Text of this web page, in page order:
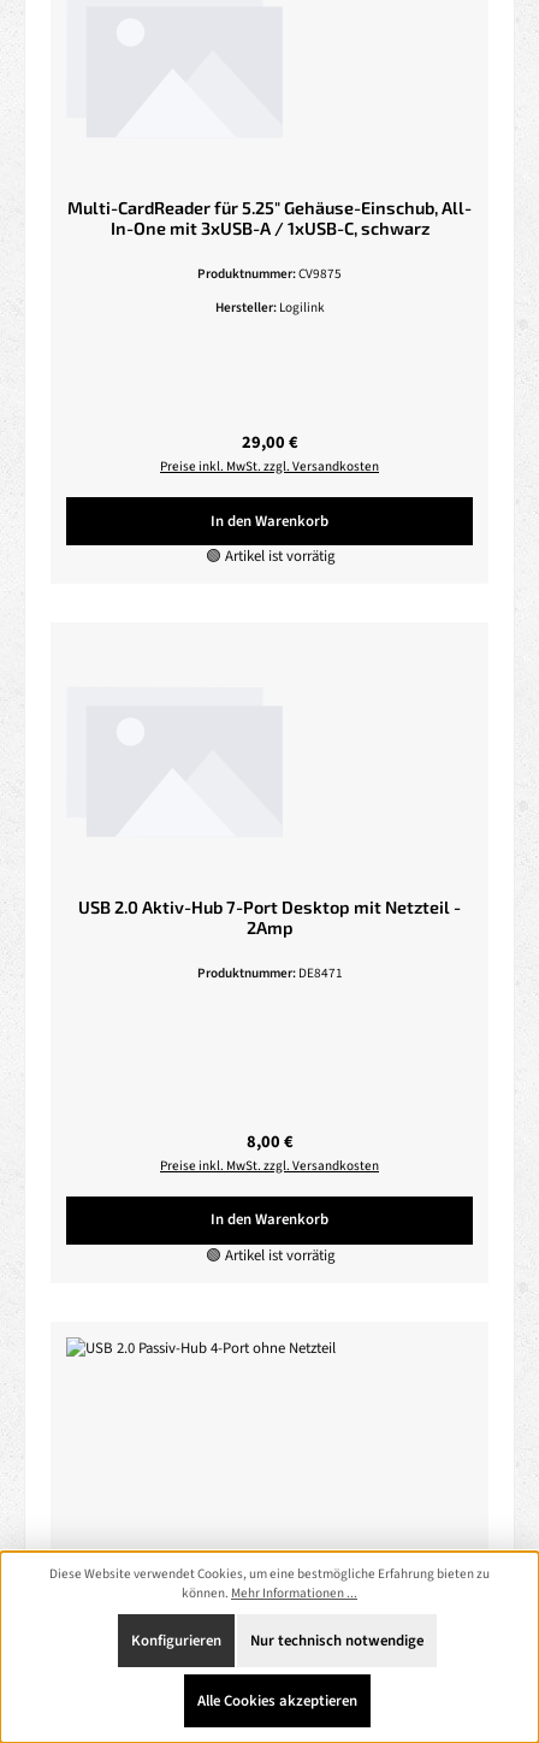
Multi-CardReader für 5.25" Gehäuse-Einschub, All-
In-One mit 3xUSB-A / 1xUSB-C, schwarz
Produktnummer:CV9875
Hersteller: Logilink
Regulärer Preis:
29,00 €
Preise inkl. MwSt. zzgl. Versandkosten
In den Warenkorb
🟢 Artikel ist vorrätig
USB 2.0 Aktiv-Hub 7-Port Desktop mit Netzteil -
2Amp
Produktnummer: DE8471
Regulärer Preis:
8,00 €
Preise inkl. MwSt. zzgl. Versandkosten
In den Warenkorb
🟢 Artikel ist vorrätig
USB 2.0 Passiv-Hub 4-Port ohne Netzteil
Produktnummer:DE8404
Diese Website verwendet Cookies, um eine bestmögliche Erfahrung bieten zu
können. Mehr Informationen ...
Nur technisch notwendige
Konfigurieren
Alle Cookies akzeptieren